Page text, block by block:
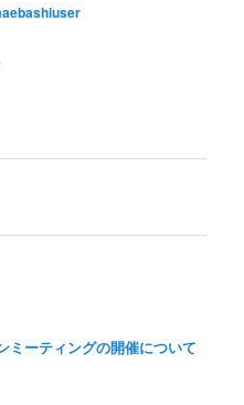
ミーティングの開催について